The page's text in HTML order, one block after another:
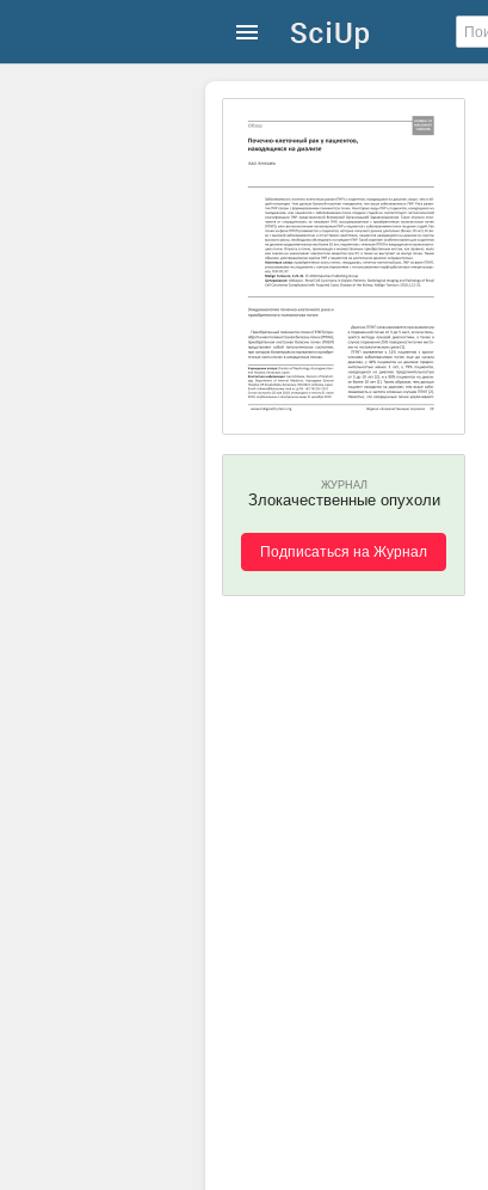
ЖУРНАЛ
Злокачественные опухоли
Подписаться на Журнал